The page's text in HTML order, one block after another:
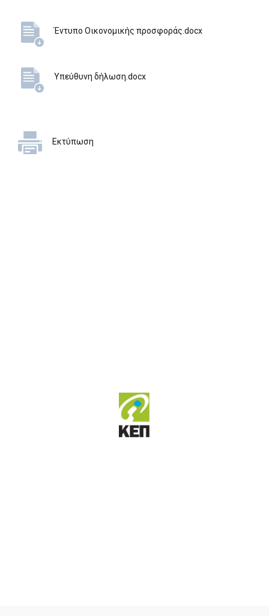
Έντυπο Οικονομικής προσφοράς.docx
Υπεύθυνη δήλωση.docx
Εκτύπωση